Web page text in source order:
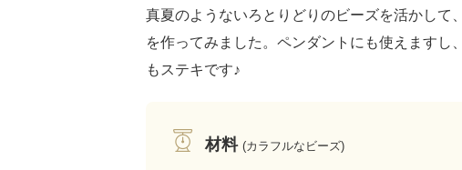
真夏のようないろとりどりのビーズを活かして
を作ってみました。ペンダントにも使えます
もステキです♪
材料 (カラフルなビーズ)